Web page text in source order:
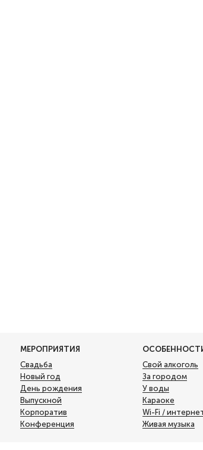
МЕРОПРИЯТИЯ
Свадьба
Новый год
День рождения
Выпускной
Корпоратив
Конференция
Свой алкоголь
За городом
У воды
Караоке
Wi-Fi /
Живая музыка